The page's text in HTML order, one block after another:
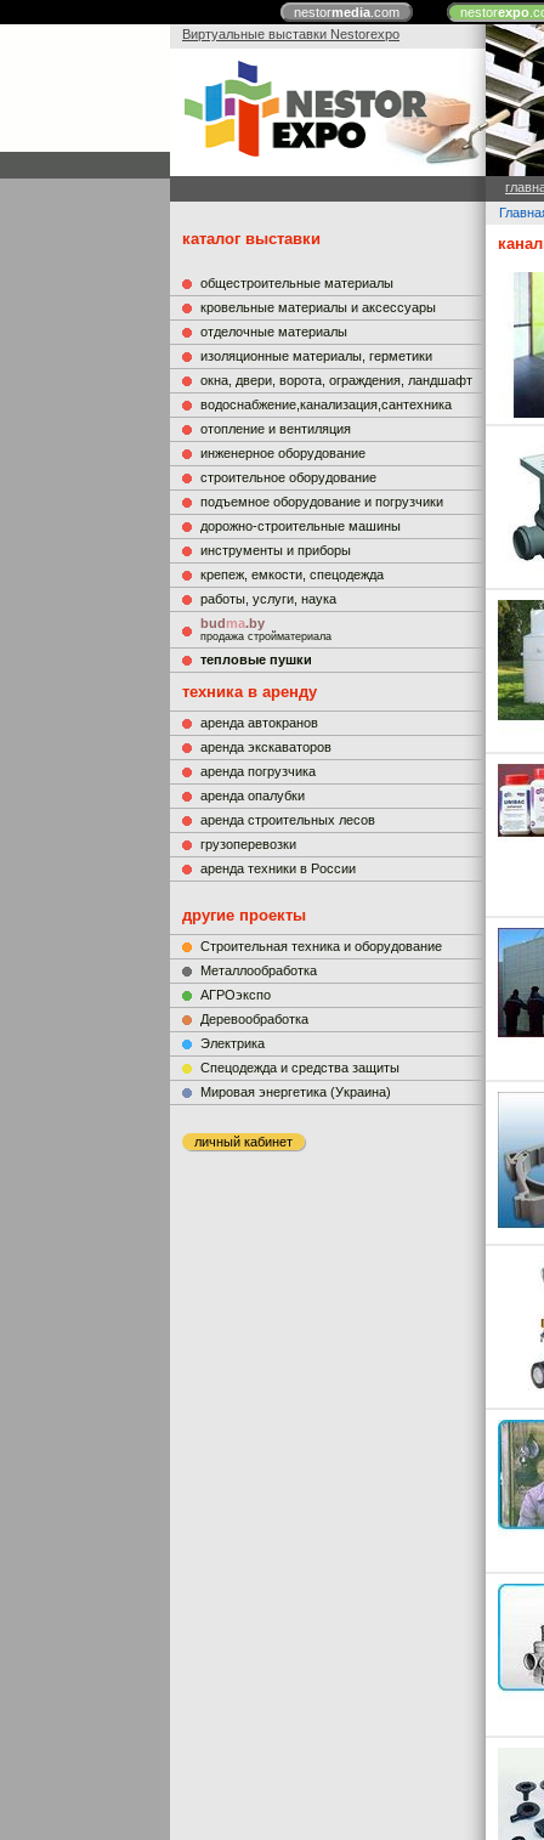
nestormedia.com nestorexpo
Виртуальные выставки Nestorexpo
каталог выставки
общестроительные материалы
кровельные материалы и аксессуары
отделочные материалы
изоляционные материалы, герметики
окна, двери, ворота, ограждения, ландшафт
водоснабжение,канализация,сантехника
отопление и вентиляция
инженерное оборудование
строительное оборудование
подъемное оборудование и погрузчики
дорожно-строительные машины
инструменты и приборы
крепеж, емкости, спецодежда
работы, услуги, наука
budma.by
продажа стройматериала
тепловые пушки
техника в аренду
аренда автокранов
аренда экскаваторов
аренда погрузчика
аренда опалубки
аренда строительных лесов
грузоперевозки
аренда техники в России
другие проекты
Строительная техника и оборудование
Металлообработка
АГРОэкспо
Деревообработка
Электрика
Cпецодежда и средства защиты
Мировая энергетика (Украина)
личный кабинет